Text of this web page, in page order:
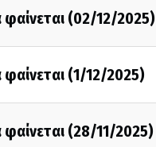
(02/12/2025)
(1/12/2025)
(28/11/2025)